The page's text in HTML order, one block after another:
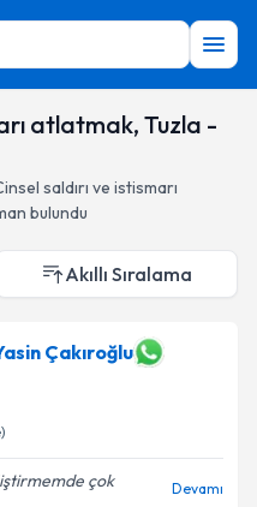
atlatmak, Tuzla -
saldırı ve istismarı
bulundu
Akıllı Sıralama
Çakıroğlu
çok
Devamı